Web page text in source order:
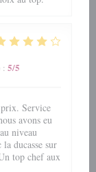
: 5/5
Service
avons eu
niveau
ducasse sur
top chef aux